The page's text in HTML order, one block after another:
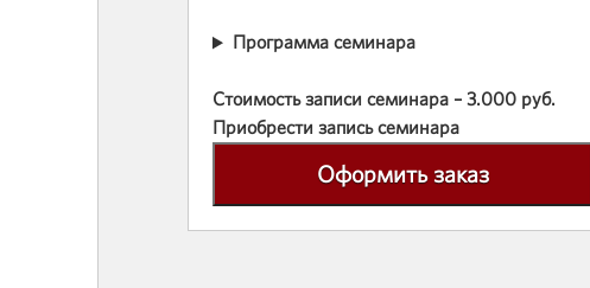
Программа семинара
Стоимость записи семинара – 3.000 руб.
Приобрести запись семинара
Оформить заказ